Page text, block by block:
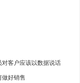
对客户应该以数据说话
做好销售